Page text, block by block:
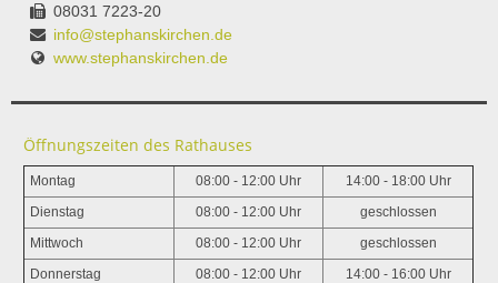
08031 7223-20
info@stephanskirchen.de
www.stephanskirchen.de
Öffnungszeiten des Rathauses
Montag 08:00 - 12:00 Uhr 14:00 - 18:00 Uhr
Dienstag 08:00 - 12:00 Uhr geschlossen
Mittwoch 08:00 - 12:00 Uhr geschlossen
Donnerstag 08:00 - 12:00 Uhr 14:00 - 16:00 Uhr